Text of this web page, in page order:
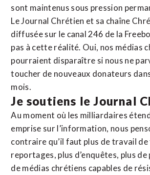
sont maintenus sous pression
Le Journal Chrétien et sa chaîne
diffusée sur le canal 246 de la
pas à cette réalité. Oui, nos médias
pourraient disparaître si nous ne
toucher de nouveaux donateurs
mois.
Je soutiens le Journal
Au moment où les milliardaires
emprise sur l’information, nous
contraire qu’il faut plus de travail
reportages, plus d’enquêtes, plus de
de médias chrétiens capables de